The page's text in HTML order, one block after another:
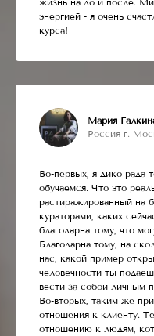
жизнь на до и после.
энергией - я очень
курса!
Мария
Россия г.
Во-первых, я дико рада
обучаемся. Что это
растиражированный на
кураторами, каких
благодарна тому, что
Благодарна тому, на
нас, какой пример
человечности ты
вести за собой личным
Во-вторых, таким же
отношения к клиенту.
отношению к людям,